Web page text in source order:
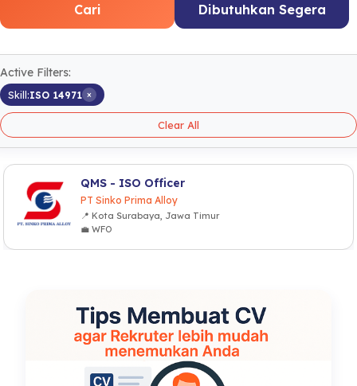
Cari Dibutuhkan Segera
Active Filters:
Skill:ISO 14971 ×
Clear All
QMS - ISO Officer
PT Sinko Prima Alloy
📍 Kota Surabaya, Jawa Timur
💼 WFO